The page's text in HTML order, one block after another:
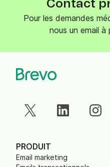
Contact
Pour les demandes
nous un email à
PRODUIT
Email marketing